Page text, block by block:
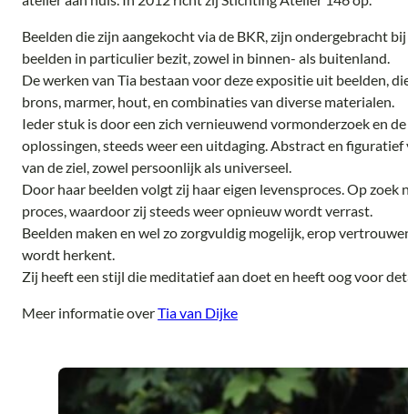
Beelden die zijn aangekocht via de BKR, zijn ondergebracht
beelden in particulier bezit, zowel in binnen- als buitenland.
De werken van Tia bestaan voor deze expositie uit beelden,
brons, marmer, hout, en combinaties van diverse materialen.
Ieder stuk is door een zich vernieuwend vormonderzoek en
oplossingen, steeds weer een uitdaging. Abstract en
van de ziel, zowel persoonlijk als universeel.
Door haar beelden volgt zij haar eigen levensproces. Op zoek
proces, waardoor zij steeds weer opnieuw wordt verrast.
Beelden maken en wel zo zorgvuldig mogelijk, erop
wordt herkent.
Zij heeft een stijl die meditatief aan doet en heeft oog voor
Meer informatie overTia van Dijke